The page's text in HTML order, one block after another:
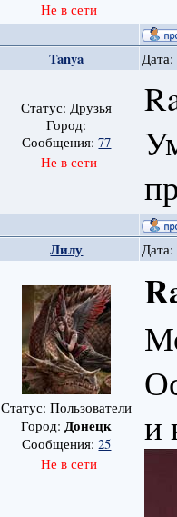
Не в сети
Tanya Дата:
Статус: Друзья
Город:
Сообщения:77
Не в сети
Лилу Дата:
Статус: Пользователи
Город:Донецк
Сообщения:25
Не в сети
и